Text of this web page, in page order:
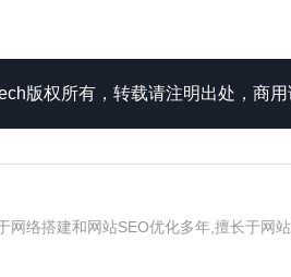
版权所有，转载请注明出处，商用
网络搭建和网站SEO优化多年,擅长于网